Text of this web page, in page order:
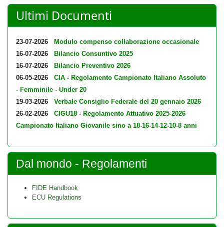
Ultimi Documenti
23-07-2026
Modulo compenso collaborazione occasionale
16-07-2026
Bilancio Consuntivo 2025
16-07-2026
Bilancio Preventivo 2026
06-05-2026
CIA - Regolamento Campionato Italiano Assoluto
- Femminile - Under 20
19-03-2026
Verbale Consiglio Federale del 20 gennaio 2026
26-02-2026
CIGU18 - Regolamento Attuativo 2025-2026
Campionato Italiano Giovanile sino a 18-16-14-12-10-8 anni
Dal mondo - Regolamenti
FIDE Handbook
ECU Regulations